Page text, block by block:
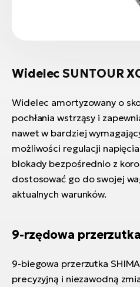
Widelec SUNTOUR
Widelec amortyzowany o
pochłania wstrząsy i
nawet w bardziej
możliwości regulacji
blokady bezpośrednio z
dostosować go do swojej
aktualnych warunków.
9-rzędowa
9-biegowa przerzutka
precyzyjną i niezawodną